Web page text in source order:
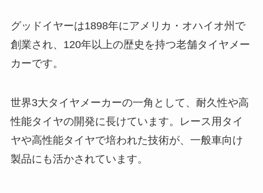
グッドイヤーは1898年にアメリカ・オハイオ州で
創業され、120年以上の歴史を持つ老舗タイヤメー
カーです。
世界3大タイヤメーカーの一角として、耐久性や高
性能タイヤの開発に長けています。レース用タイ
ヤや高性能タイヤで培われた技術が、一般車向け
製品にも活かされています。